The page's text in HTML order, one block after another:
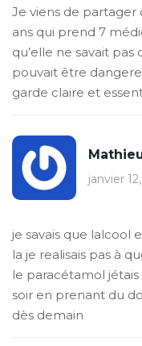
Je viens de
ans qui prend 7
qu’elle ne savait
pouvait être
garde claire et
janvier
je savais que lalcool
la je realisais pas à
le paracétamol
soir en prenant du
dès demain